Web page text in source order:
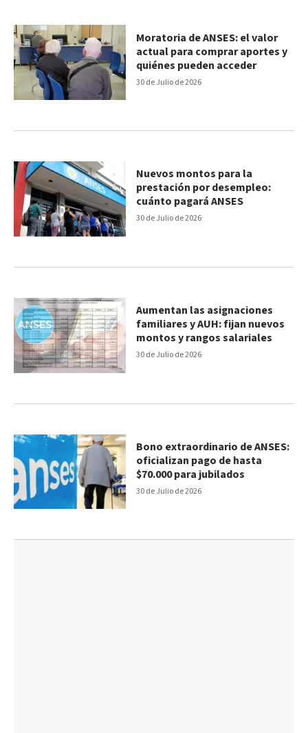
30 de Julio de 2026
Moratoria de ANSES: el valor
actual para comprar aportes y
quiénes pueden acceder
30 de Julio de 2026
Nuevos montos para la
prestación por desempleo:
cuánto pagará ANSES
30 de Julio de 2026
Aumentan las asignaciones
familiares y AUH: fijan nuevos
montos y rangos salariales
30 de Julio de 2026
Bono extraordinario de ANSES:
oficializan pago de hasta
$70.000 para jubilados